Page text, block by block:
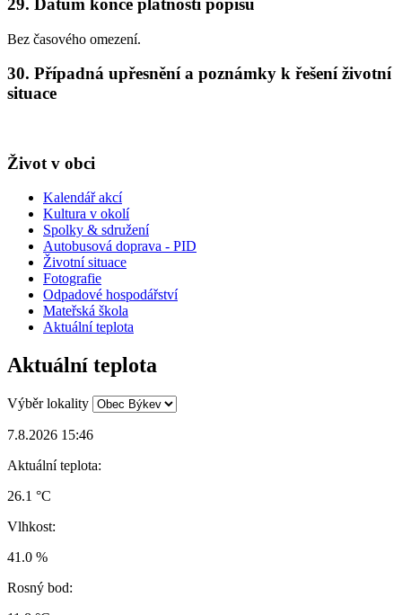
29. Datum konce platnosti popisu
Bez časového omezení.
30. Případná upřesnění a poznámky k řešení životní
situace
Život v obci
Kalendář akcí
Kultura v okolí
Spolky & sdružení
Autobusová doprava - PID
Životní situace
Fotografie
Odpadové hospodářství
Mateřská škola
Aktuální teplota
Aktuální teplota
Výběr lokality
7.8.2026 15:46
Aktuální teplota:
26.1 °C
Vlhkost:
41.0 %
Rosný bod: